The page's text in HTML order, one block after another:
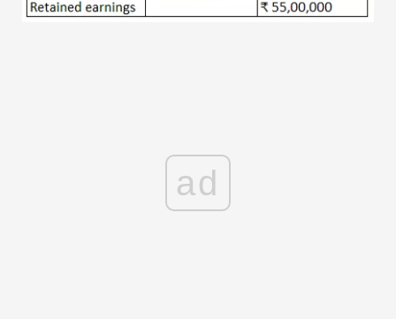
ad